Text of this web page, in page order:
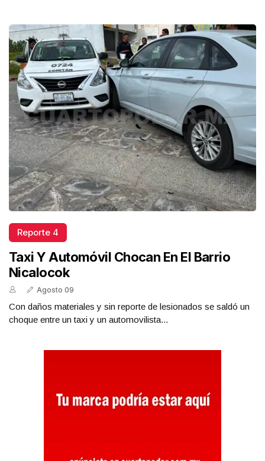
Reporte 4
Taxi Y Automóvil Chocan En El Barrio
Nicalocok
Agosto 09
Con daños materiales y sin reporte de lesionados se saldó un
choque entre un taxi y un automovilista...